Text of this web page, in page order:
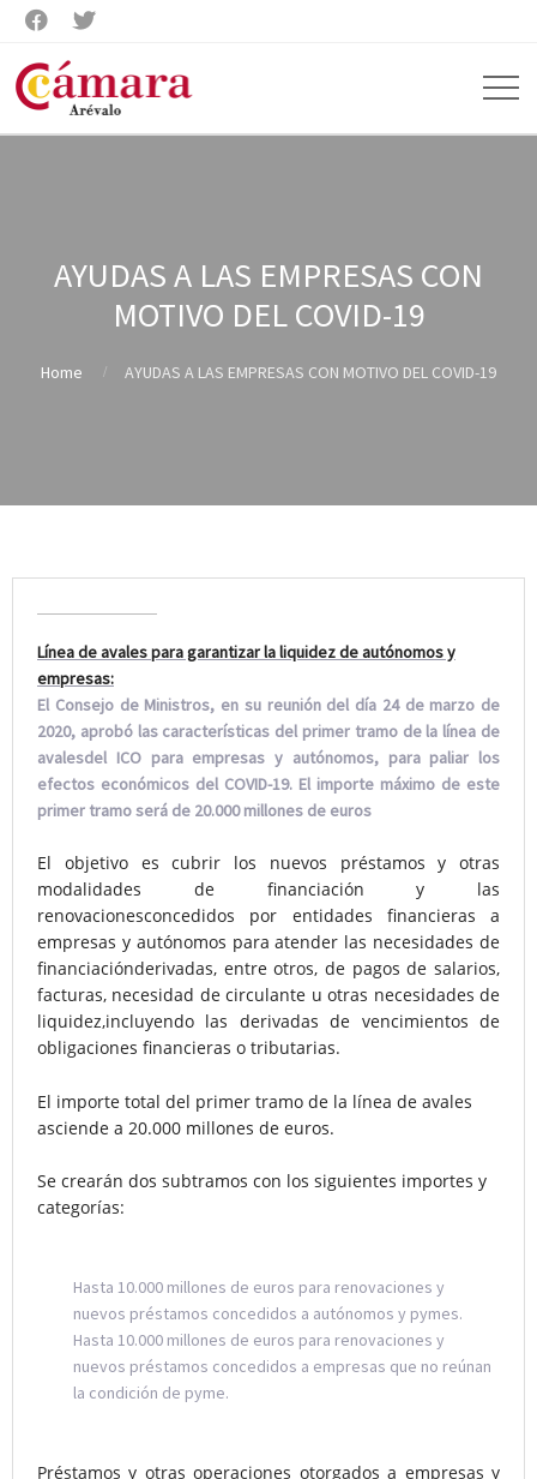
 
AYUDAS A LAS EMPRESAS CON
MOTIVO DEL COVID-19
Home AYUDAS A LAS EMPRESAS CON MOTIVO DEL COVID-19
Línea de avales para garantizar la liquidez de autónomos y
empresas:
El Consejo de Ministros, en su reunión del día 24 de marzo de
2020, aprobó las características del primer tramo de la línea de
avalesdel ICO para empresas y autónomos, para paliar los
efectos económicos del COVID-19. El importe máximo de este
primer tramo será de 20.000 millones de euros
El objetivo es cubrir los nuevos préstamos y otras
modalidades de financiación y las
renovacionesconcedidos por entidades financieras a
empresas y autónomos para atender las necesidades de
financiaciónderivadas, entre otros, de pagos de salarios,
facturas, necesidad de circulante u otras necesidades de
liquidez,incluyendo las derivadas de vencimientos de
obligaciones financieras o tributarias.
El importe total del primer tramo de la línea de avales
asciende a 20.000 millones de euros.
Se crearán dos subtramos con los siguientes importes y
categorías:
Hasta 10.000 millones de euros para renovaciones y
nuevos préstamos concedidos a autónomos y pymes.
Hasta 10.000 millones de euros para renovaciones y
nuevos préstamos concedidos a empresas que no reúnan
la condición de pyme.
Préstamos y otras operaciones otorgados a empresas y